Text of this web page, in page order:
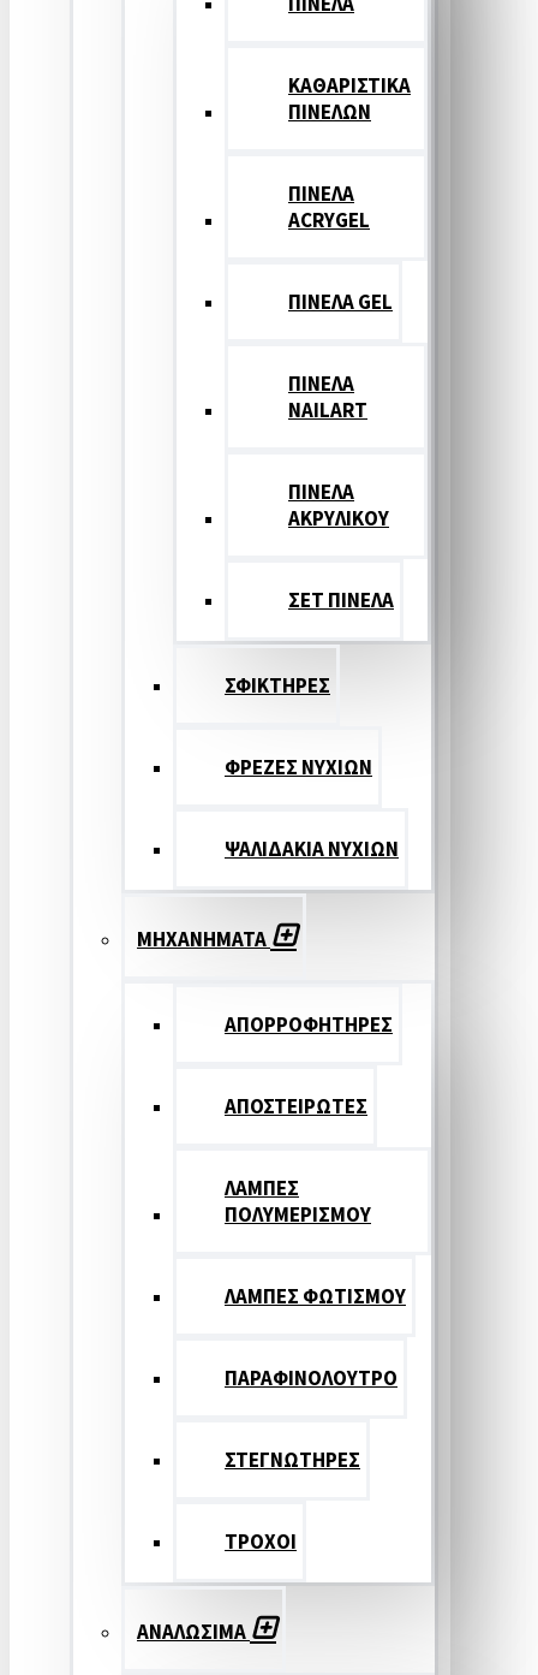
ΚΑΘΑΡΙΣΤΙΚΑ
ΠΙΝΕΛΩΝ
ΠΙΝΕΛΑ
ACRYGEL
ΠΙΝΕΛΑ GEL
ΠΙΝΕΛΑ
NAILART
ΠΙΝΕΛΑ
ΑΚΡΥΛΙΚΟΥ
ΣΕΤ ΠΙΝΕΛA
ΣΦΙΚΤΗΡΕΣ
ΦΡΕΖΕΣ ΝΥΧΙΩΝ
ΨΑΛΙΔΑΚΙΑ ΝΥΧΙΩΝ
ΜΗΧΑΝΗΜΑΤΑ
ΑΠΟΡΡΟΦΗΤΗΡΕΣ
ΑΠΟΣΤΕΙΡΩΤΕΣ
ΛΑΜΠΕΣ
ΠΟΛΥΜΕΡΙΣΜΟΥ
ΛΑΜΠΕΣ ΦΩΤΙΣΜΟΥ
ΠΑΡΑΦΙΝΟΛΟΥΤΡΟ
ΣΤΕΓΝΩΤΗΡΕΣ
ΤΡΟΧΟΙ
ΑΝΑΛΩΣΙΜΑ